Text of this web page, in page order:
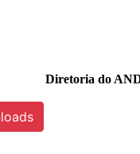
Diretoria do